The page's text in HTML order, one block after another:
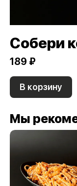
Собери
189 ₽
В корзину
Мы